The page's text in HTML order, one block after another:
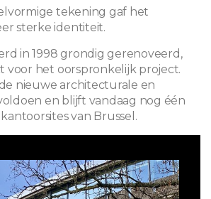
tekening gaf het
sterke identiteit.
in 1998 grondig gerenoveerd,
voor het oorspronkelijk project.
nieuwe architecturale en
en blijft vandaag nog één
van Brussel.